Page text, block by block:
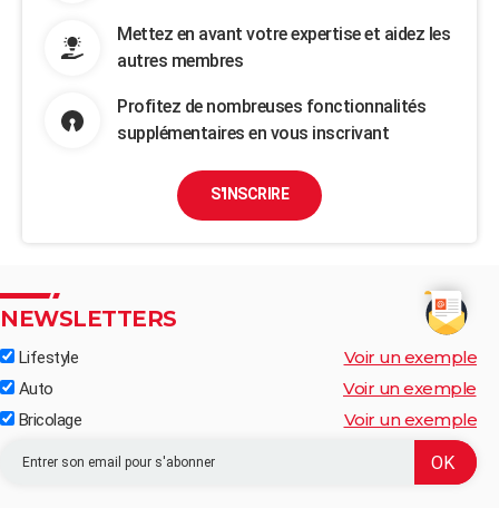
Mettez en avant votre expertise et aidez les
autres membres
Profitez de nombreuses fonctionnalités
supplémentaires en vous inscrivant
S'INSCRIRE
NEWSLETTERS
Lifestyle Voir un exemple
Auto Voir un exemple
Bricolage Voir un exemple